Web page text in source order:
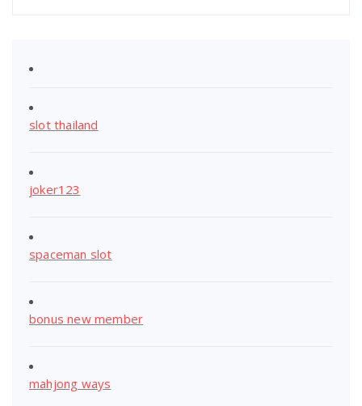
slot thailand
joker123
spaceman slot
bonus new member
mahjong ways